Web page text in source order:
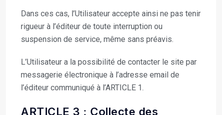
Dans ces cas, l’Utilisateur accepte ainsi ne pas tenir
rigueur à l’éditeur de toute interruption ou
suspension de service, même sans préavis.
L’Utilisateur a la possibilité de contacter le site par
messagerie électronique à l’adresse email de
l’éditeur communiqué à l’ARTICLE 1.
ARTICLE 3 : Collecte des